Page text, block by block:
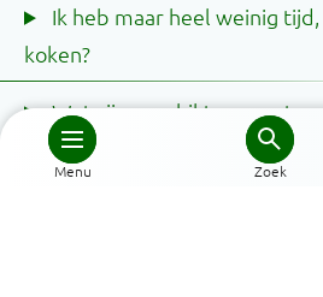
Menu Zoek
Ik heb maar heel weinig
koken?
Wat zijn geschikte recepten
afvallen?